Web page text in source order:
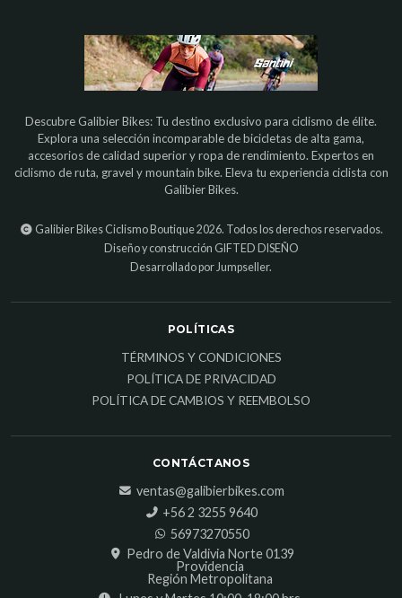
Descubre Galibier Bikes: Tu destino exclusivo para ciclismo de élite.
Explora una selección incomparable de bicicletas de alta gama,
accesorios de calidad superior y ropa de rendimiento. Expertos en
ciclismo de ruta, gravel y mountain bike. Eleva tu experiencia ciclista con
Galibier Bikes.
Galibier Bikes Ciclismo Boutique 2026. Todos los derechos reservados.
Diseño y construcción GIFTED DISEÑO
Desarrollado por Jumpseller.
POLÍTICAS
TÉRMINOS Y CONDICIONES
POLÍTICA DE PRIVACIDAD
POLÍTICA DE CAMBIOS Y REEMBOLSO
CONTÁCTANOS
ventas@galibierbikes.com
‎+56 2 3255 9640
56973270550
Pedro de Valdivia Norte 0139
Providencia
Región Metropolitana